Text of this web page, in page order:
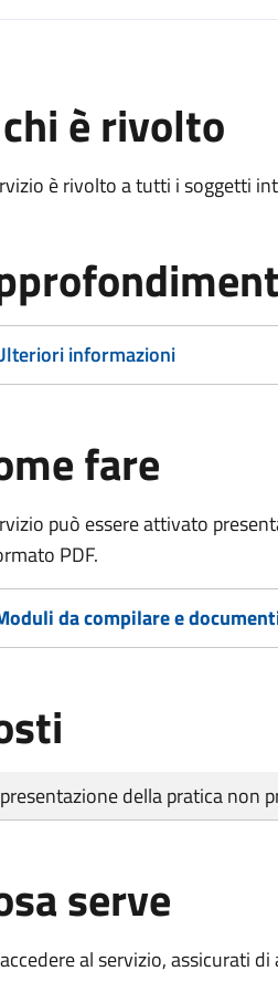
è rivolto
è rivolto a tutti i soggetti
informazioni
fare
può essere attivato
PDF.
da compilare e
di pagamentodella pratica non
serve
al servizio, assicurati di